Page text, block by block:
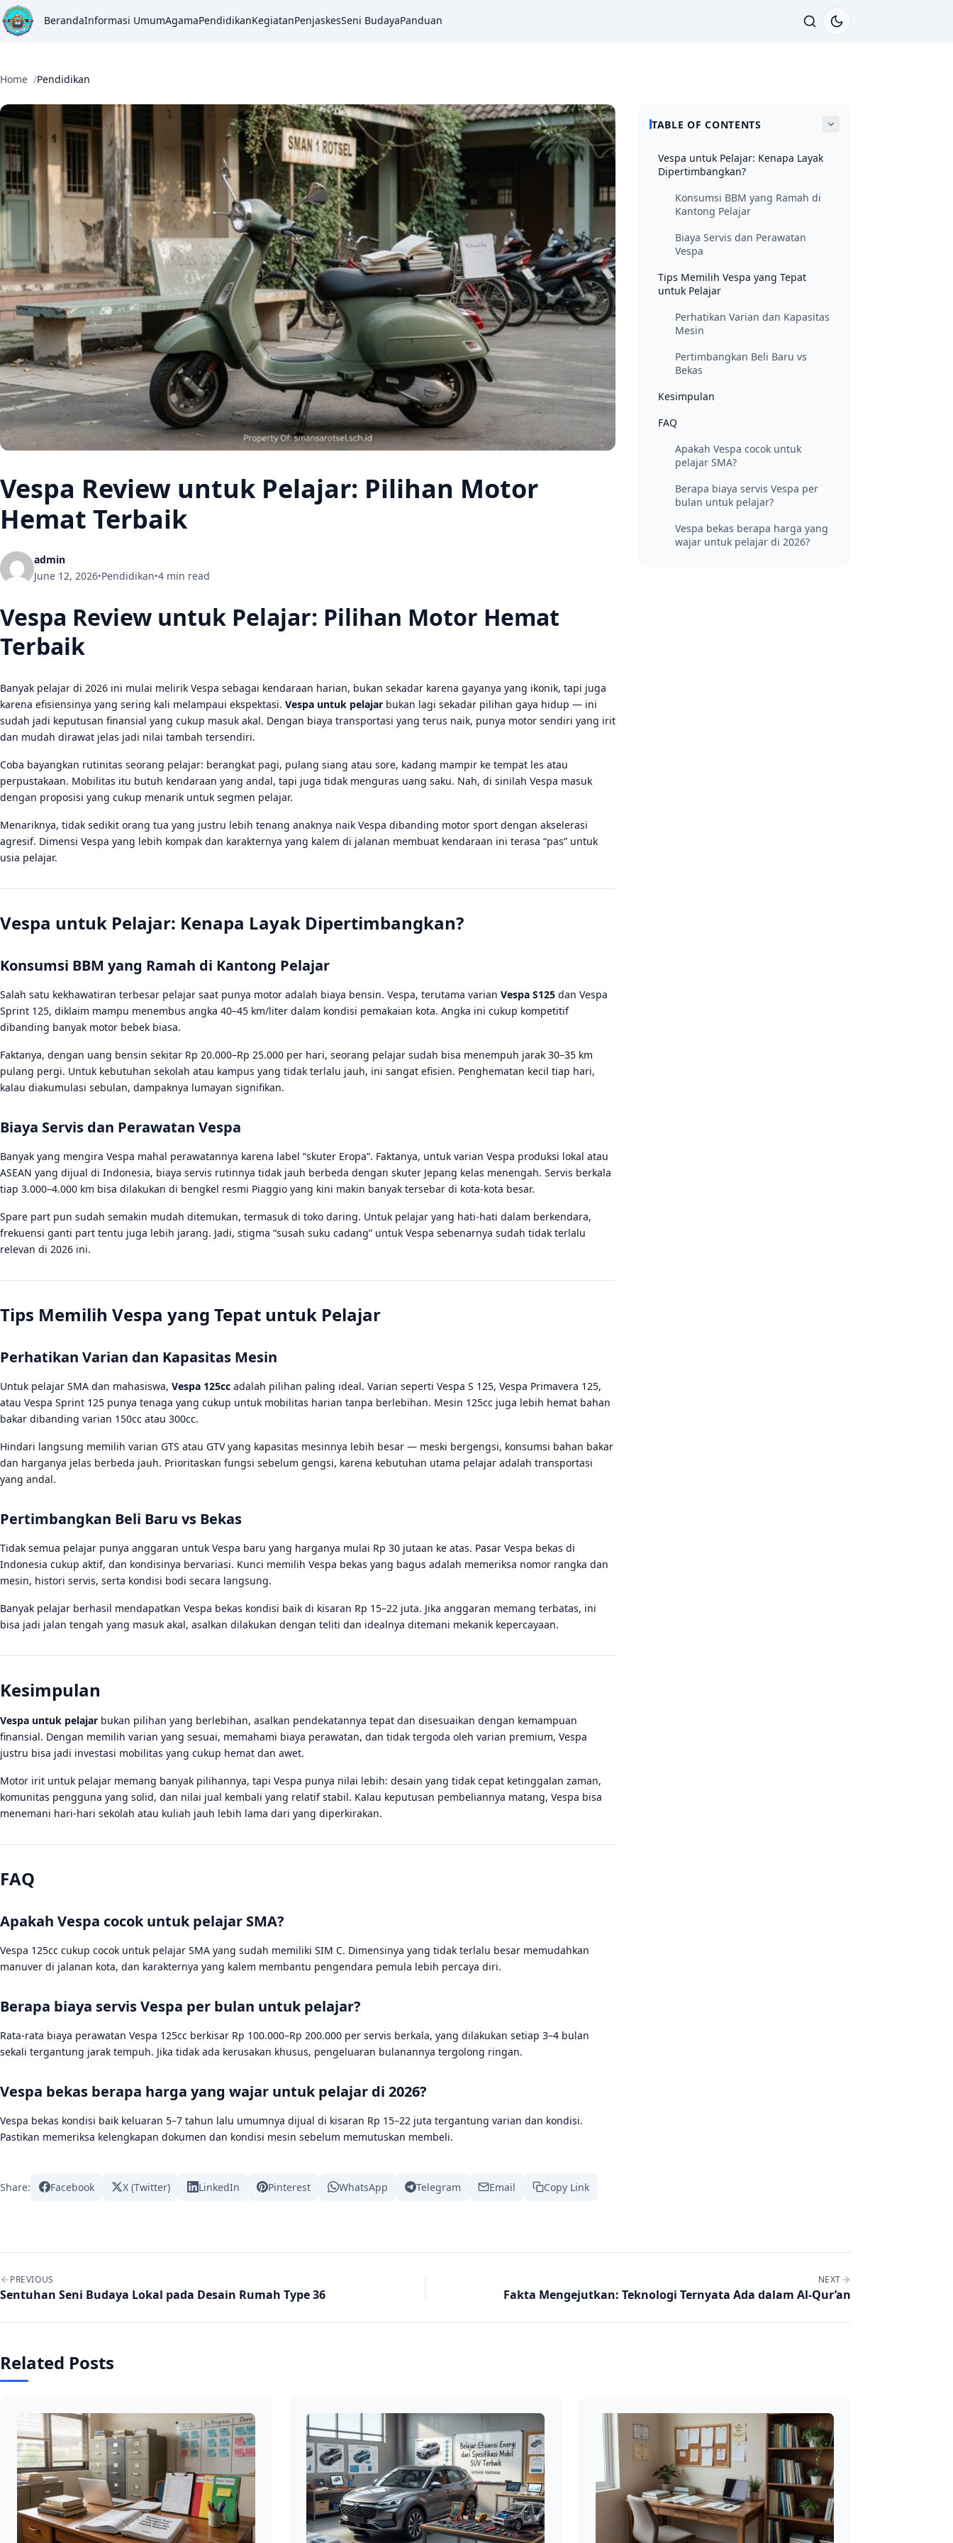
BerandaInformasi UmumAgamaPendidikanKegiatanPenjaskesSeni BudayaPanduan
Home Pendidikan
Vespa Review untuk Pelajar: Pilihan Motor
Hemat Terbaik
admin
June 12, 2026•Pendidikan•4 min read
Vespa Review untuk Pelajar: Pilihan Motor Hemat
Terbaik
Banyak pelajar di 2026 ini mulai melirik Vespa sebagai kendaraan harian, bukan sekadar karena gayanya yang ikonik, tapi juga
karena efisiensinya yang sering kali melampaui ekspektasi. Vespa untuk pelajar bukan lagi sekadar pilihan gaya hidup — ini
sudah jadi keputusan finansial yang cukup masuk akal. Dengan biaya transportasi yang terus naik, punya motor sendiri yang irit
dan mudah dirawat jelas jadi nilai tambah tersendiri.
Coba bayangkan rutinitas seorang pelajar: berangkat pagi, pulang siang atau sore, kadang mampir ke tempat les atau
perpustakaan. Mobilitas itu butuh kendaraan yang andal, tapi juga tidak menguras uang saku. Nah, di sinilah Vespa masuk
dengan proposisi yang cukup menarik untuk segmen pelajar.
Menariknya, tidak sedikit orang tua yang justru lebih tenang anaknya naik Vespa dibanding motor sport dengan akselerasi
agresif. Dimensi Vespa yang lebih kompak dan karakternya yang kalem di jalanan membuat kendaraan ini terasa “pas” untuk
usia pelajar.
Vespa untuk Pelajar: Kenapa Layak Dipertimbangkan?
Konsumsi BBM yang Ramah di Kantong Pelajar
Salah satu kekhawatiran terbesar pelajar saat punya motor adalah biaya bensin. Vespa, terutama varian Vespa S125 dan Vespa
Sprint 125, diklaim mampu menembus angka 40–45 km/liter dalam kondisi pemakaian kota. Angka ini cukup kompetitif
dibanding banyak motor bebek biasa.
Faktanya, dengan uang bensin sekitar Rp 20.000–Rp 25.000 per hari, seorang pelajar sudah bisa menempuh jarak 30–35 km
pulang pergi. Untuk kebutuhan sekolah atau kampus yang tidak terlalu jauh, ini sangat efisien. Penghematan kecil tiap hari,
kalau diakumulasi sebulan, dampaknya lumayan signifikan.
Biaya Servis dan Perawatan Vespa
Banyak yang mengira Vespa mahal perawatannya karena label “skuter Eropa”. Faktanya, untuk varian Vespa produksi lokal atau
ASEAN yang dijual di Indonesia, biaya servis rutinnya tidak jauh berbeda dengan skuter Jepang kelas menengah. Servis berkala
tiap 3.000–4.000 km bisa dilakukan di bengkel resmi Piaggio yang kini makin banyak tersebar di kota-kota besar.
Spare part pun sudah semakin mudah ditemukan, termasuk di toko daring. Untuk pelajar yang hati-hati dalam berkendara,
frekuensi ganti part tentu juga lebih jarang. Jadi, stigma “susah suku cadang” untuk Vespa sebenarnya sudah tidak terlalu
relevan di 2026 ini.
Tips Memilih Vespa yang Tepat untuk Pelajar
Perhatikan Varian dan Kapasitas Mesin
Untuk pelajar SMA dan mahasiswa, Vespa 125cc adalah pilihan paling ideal. Varian seperti Vespa S 125, Vespa Primavera 125,
atau Vespa Sprint 125 punya tenaga yang cukup untuk mobilitas harian tanpa berlebihan. Mesin 125cc juga lebih hemat bahan
bakar dibanding varian 150cc atau 300cc.
Hindari langsung memilih varian GTS atau GTV yang kapasitas mesinnya lebih besar — meski bergengsi, konsumsi bahan bakar
dan harganya jelas berbeda jauh. Prioritaskan fungsi sebelum gengsi, karena kebutuhan utama pelajar adalah transportasi
yang andal.
Pertimbangkan Beli Baru vs Bekas
Tidak semua pelajar punya anggaran untuk Vespa baru yang harganya mulai Rp 30 jutaan ke atas. Pasar Vespa bekas di
Indonesia cukup aktif, dan kondisinya bervariasi. Kunci memilih Vespa bekas yang bagus adalah memeriksa nomor rangka dan
mesin, histori servis, serta kondisi bodi secara langsung.
Banyak pelajar berhasil mendapatkan Vespa bekas kondisi baik di kisaran Rp 15–22 juta. Jika anggaran memang terbatas, ini
bisa jadi jalan tengah yang masuk akal, asalkan dilakukan dengan teliti dan idealnya ditemani mekanik kepercayaan.
Kesimpulan
Vespa untuk pelajar bukan pilihan yang berlebihan, asalkan pendekatannya tepat dan disesuaikan dengan kemampuan
finansial. Dengan memilih varian yang sesuai, memahami biaya perawatan, dan tidak tergoda oleh varian premium, Vespa
justru bisa jadi investasi mobilitas yang cukup hemat dan awet.
Motor irit untuk pelajar memang banyak pilihannya, tapi Vespa punya nilai lebih: desain yang tidak cepat ketinggalan zaman,
komunitas pengguna yang solid, dan nilai jual kembali yang relatif stabil. Kalau keputusan pembeliannya matang, Vespa bisa
menemani hari-hari sekolah atau kuliah jauh lebih lama dari yang diperkirakan.
FAQ
Apakah Vespa cocok untuk pelajar SMA?
Vespa 125cc cukup cocok untuk pelajar SMA yang sudah memiliki SIM C. Dimensinya yang tidak terlalu besar memudahkan
manuver di jalanan kota, dan karakternya yang kalem membantu pengendara pemula lebih percaya diri.
Berapa biaya servis Vespa per bulan untuk pelajar?
Rata-rata biaya perawatan Vespa 125cc berkisar Rp 100.000–Rp 200.000 per servis berkala, yang dilakukan setiap 3–4 bulan
sekali tergantung jarak tempuh. Jika tidak ada kerusakan khusus, pengeluaran bulanannya tergolong ringan.
Vespa bekas berapa harga yang wajar untuk pelajar di 2026?
Vespa bekas kondisi baik keluaran 5–7 tahun lalu umumnya dijual di kisaran Rp 15–22 juta tergantung varian dan kondisi.
Pastikan memeriksa kelengkapan dokumen dan kondisi mesin sebelum memutuskan membeli.
Share: Facebook X (Twitter) LinkedIn Pinterest WhatsApp Telegram Email Copy Link
TABLE OF CONTENTS
Vespa untuk Pelajar: Kenapa Layak
Dipertimbangkan?
Konsumsi BBM yang Ramah di
Kantong Pelajar
Biaya Servis dan Perawatan
Vespa
Tips Memilih Vespa yang Tepat
untuk Pelajar
Perhatikan Varian dan Kapasitas
Mesin
Pertimbangkan Beli Baru vs
Bekas
Kesimpulan
FAQ
Apakah Vespa cocok untuk
pelajar SMA?
Berapa biaya servis Vespa per
bulan untuk pelajar?
Vespa bekas berapa harga yang
wajar untuk pelajar di 2026?
Post navigation
PREVIOUS
Sentuhan Seni Budaya Lokal pada Desain Rumah Type 36
NEXT
Fakta Mengejutkan: Teknologi Ternyata Ada dalam Al-Qur’an
Related Posts